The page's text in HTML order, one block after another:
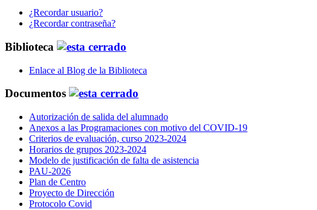
¿Recordar usuario?
¿Recordar contraseña?
Biblioteca
Enlace al Blog de la Biblioteca
Documentos
Autorización de salida del alumnado
Anexos a las Programaciones con motivo del COVID-19
Criterios de evaluación, curso 2023-2024
Horarios de grupos 2023-2024
Modelo de justificación de falta de asistencia
PAU-2026
Plan de Centro
Proyecto de Dirección
Protocolo Covid